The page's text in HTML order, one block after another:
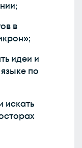
в
идеи и
по
искать